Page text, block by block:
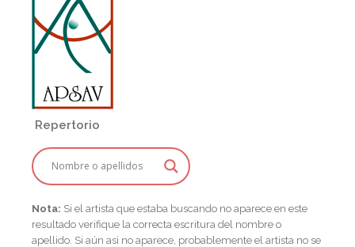
Repertorio
Nota: Si el artista que estaba buscando no aparece en este
resultado verifique la correcta escritura del nombre o
apellido. Si aún asi no aparece, probablemente el artista no se